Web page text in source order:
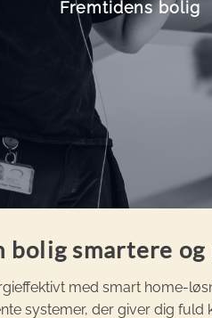
Fremtidens bolig
bolig smartere
med smart home-
systemer, der giver dig